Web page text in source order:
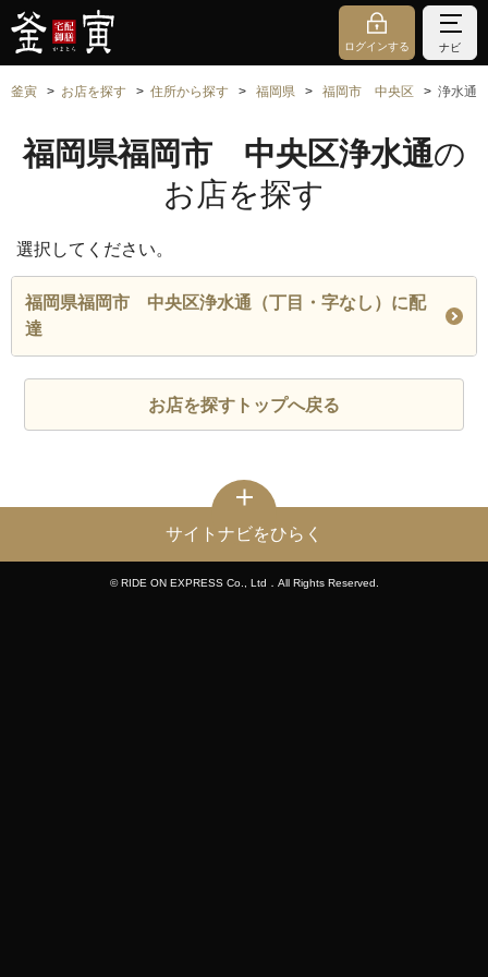
ログインする ナビ
釜寅 お店を探す 住所から探す 福岡県 福岡市 中央区 浄水通
福岡県福岡市 中央区浄水通の
お店を探す
選択してください。
福岡県福岡市 中央区浄水通（丁目・字なし）に配
達
お店を探すトップへ戻る
サイトナビをひらく
© RIDE ON EXPRESS Co., Ltd．All Rights Reserved.